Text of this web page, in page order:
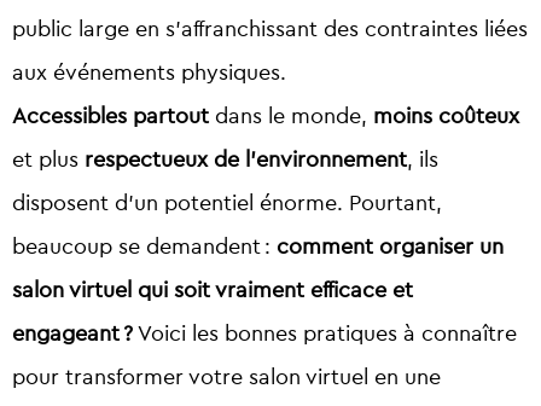
public large en s’affranchissant des contraintes liées
aux événements physiques.
Accessibles partout dans le monde, moins coûteux
et plus respectueux de l’environnement, ils
disposent d’un potentiel énorme. Pourtant,
beaucoup se demandent : comment organiser un
salon virtuel qui soit vraiment efficace et
engageant ?Voici les bonnes pratiques à connaître
pour transformer votre salon virtuel en une